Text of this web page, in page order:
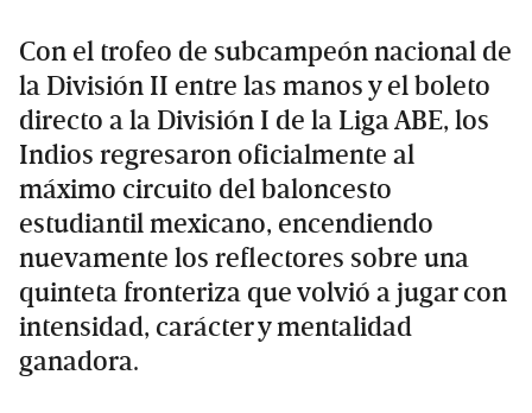
Con el trofeo de subcampeón nacional de
la División II entre las manos y el boleto
directo a la División I de la Liga ABE, los
Indios regresaron oficialmente al
máximo circuito del baloncesto
estudiantil mexicano, encendiendo
nuevamente los reflectores sobre una
quinteta fronteriza que volvió a jugar con
intensidad, carácter y mentalidad
ganadora.